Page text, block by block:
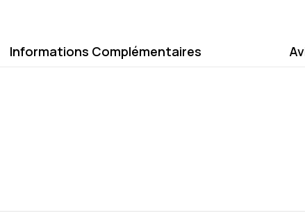
Informations Complémentaires